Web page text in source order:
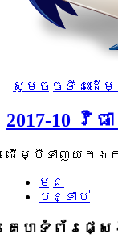
សូមចុចទីនេះដើ
2017-10
ដើម្បីទាញយកឯក
មុន
បន្ទាប់
គេហទំព័រផ្ស